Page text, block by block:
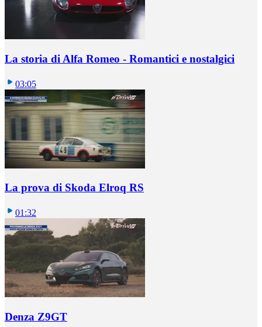
La storia di Alfa Romeo - Romantici e nostalgici
03:05
La prova di Skoda Elroq RS
01:32
Denza Z9GT